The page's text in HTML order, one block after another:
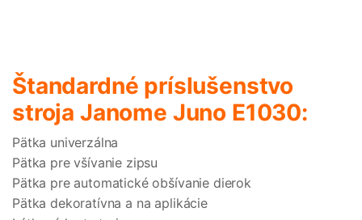
Štandardné príslušenstvo
stroja Janome Juno E1030:
Pätka univerzálna
Pätka pre všívanie zipsu
Pätka pre automatické obšívanie dierok
Pätka dekoratívna a na aplikácie